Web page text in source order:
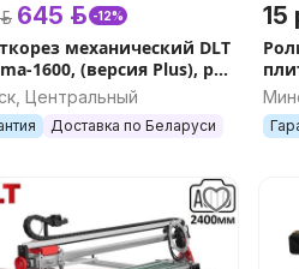
645 р. -12%
механический DLT
1600, (версия Plus), рез
арт.1132
Центральный
Доставка по Беларуси
15